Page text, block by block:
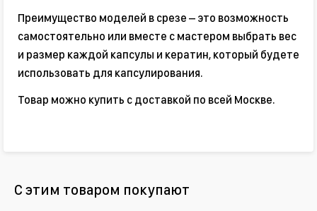
Преимущество моделей в срезе – это возможность
самостоятельно или вместе с мастером выбрать вес
и размер каждой капсулы и кератин, который будете
использовать для капсулирования.
Товар можно купить с доставкой по всей Москве.
С этим товаром покупают